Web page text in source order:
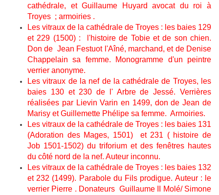
cathédrale, et Guillaume Huyard avocat du roi à
Troyes ; armoiries .
Les vitraux de la cathédrale de Troyes : les baies 129
et 229 (1500) : l'histoire de Tobie et de son chien.
Don de Jean Festuot l'Aîné, marchand, et de Denise
Chappelain sa femme. Monogramme d'un peintre
verrier anonyme.
Les vitraux de la nef de la cathédrale de Troyes, les
baies 130 et 230 de l' Arbre de Jessé. Verrières
réalisées par Lievin Varin en 1499, don de Jean de
Marisy et Guillemette Phélipe sa femme. Armoiries.
Les vitraux de la cathédrale de Troyes : les baies 131
(Adoration des Mages, 1501) et 231 ( histoire de
Job 1501-1502) du triforium et des fenêtres hautes
du côté nord de la nef. Auteur inconnu.
Les vitraux de la cathédrale de Troyes : les baies 132
et 232 (1499). Parabole du Fils prodigue. Auteur : le
verrier Pierre . Donateurs Guillaume II Molé/ Simone